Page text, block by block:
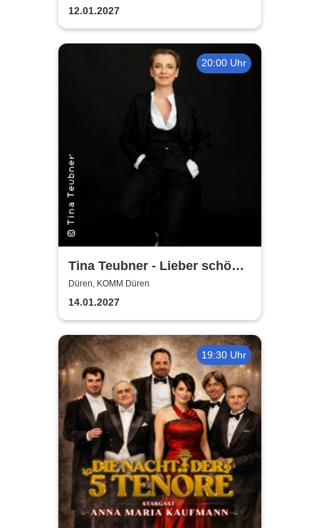
12.01.2027
20:00 Uhr
Tina Teubner - Lieber schön
alt werden als hässlich jung
bleiben
Düren, KOMM Düren
14.01.2027
19:30 Uhr